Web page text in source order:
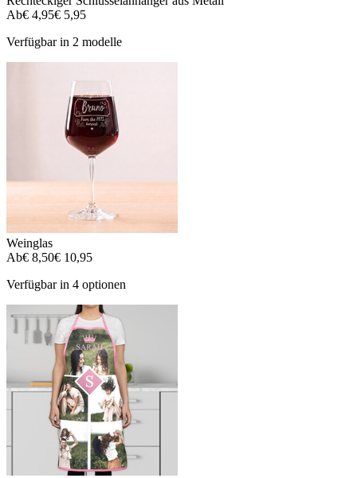
Ab€ 4,95€ 5,95
Verfügbar in 2 modelle
Weinglas
Ab€ 8,50€ 10,95
Verfügbar in 4 optionen